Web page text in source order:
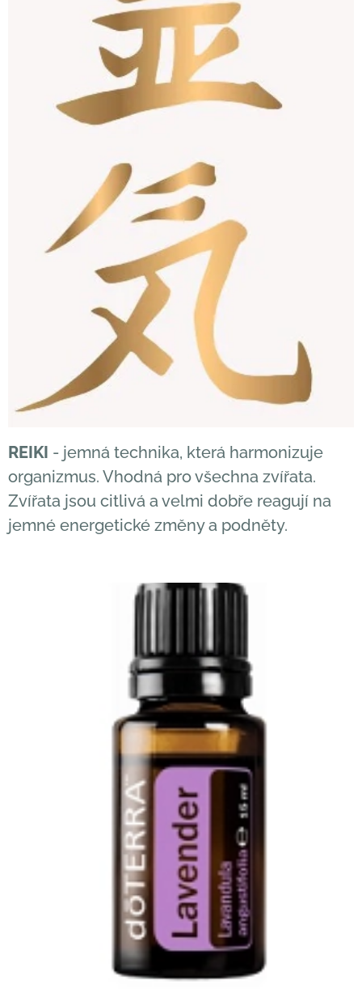
REIKI - jemná technika, která harmonizuje
organizmus. Vhodná pro všechna zvířata.
Zvířata jsou citlivá a velmi dobře reagují na
jemné energetické změny a podněty.